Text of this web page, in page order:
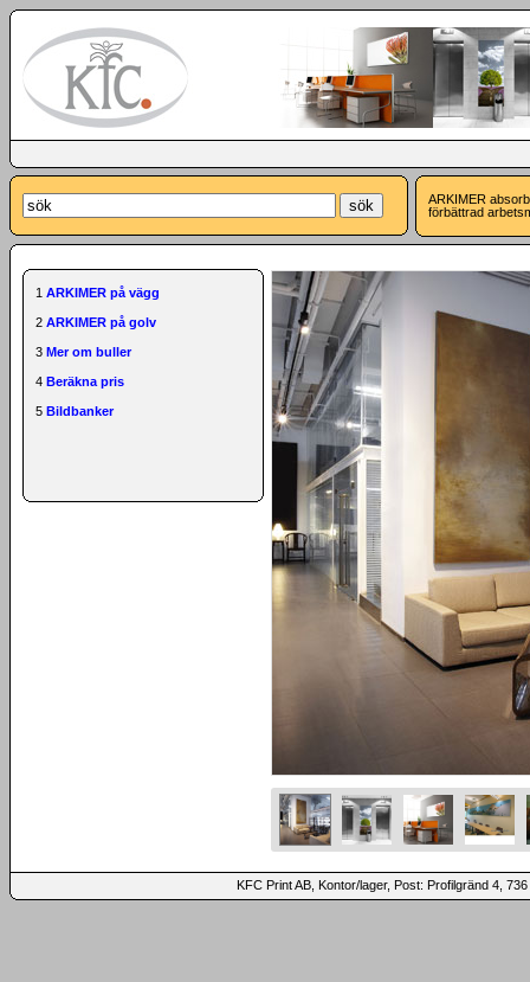
ARKIMER
förbättrad
1 ARKIMER på vägg
2 ARKIMER på golv
3 Mer om buller
4 Beräkna pris
5 Bildbanker
KFC Print AB, Kontor/lager, Post: Profilgränd 4,